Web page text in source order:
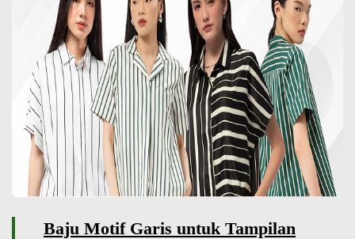
Baju Motif Garis untuk Tampilan